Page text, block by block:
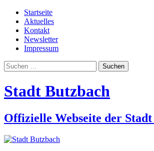
Startseite
Aktuelles
Kontakt
Newsletter
Impressum
Suchen
nach:
Stadt Butzbach
Offizielle Webseite der